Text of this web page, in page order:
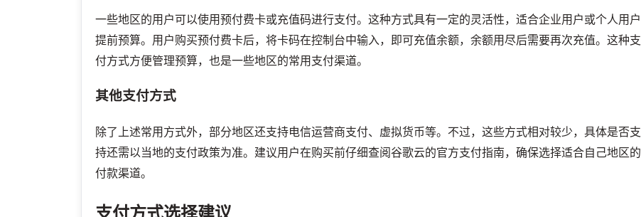
一些地区的用户可以使用预付费卡或充值码进行支付。这种方式具有一定的灵活性，适合企业用户或个人用户
提前预算。用户购买预付费卡后，将卡码在控制台中输入，即可充值余额，余额用尽后需要再次充值。这种支
付方式方便管理预算，也是一些地区的常用支付渠道。
其他支付方式
除了上述常用方式外，部分地区还支持电信运营商支付、虚拟货币等。不过，这些方式相对较少，具体是否支
持还需以当地的支付政策为准。建议用户在购买前仔细查阅谷歌云的官方支付指南，确保选择适合自己地区的
付款渠道。
支付方式选择建议